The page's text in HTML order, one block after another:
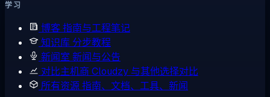
学习
博客指南与工程笔记
知识库 分步教程
新闻室 新闻与公告
对比主机商 Cloudzy 与其他选择对比
所有资源指南、文档、工具、新闻